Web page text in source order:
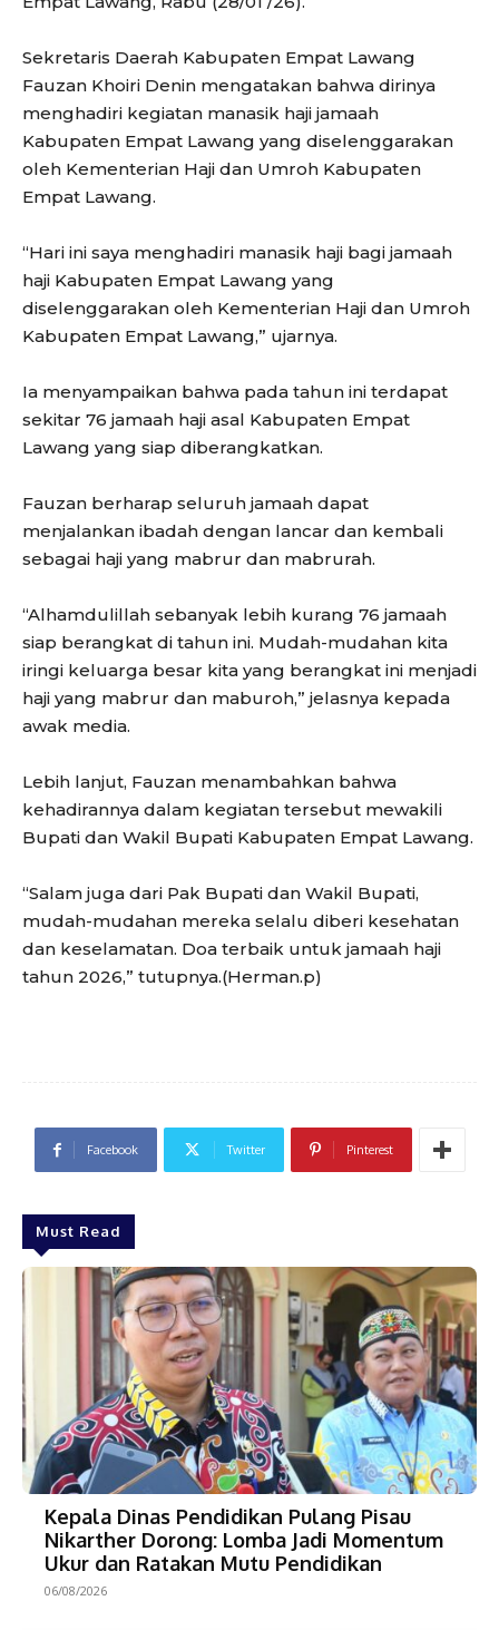
Sekretaris Daerah Kabupaten Empat Lawang
Fauzan Khoiri Denin mengatakan bahwa dirinya
menghadiri kegiatan manasik haji jamaah
Kabupaten Empat Lawang yang diselenggarakan
oleh Kementerian Haji dan Umroh Kabupaten
Empat Lawang.
“Hari ini saya menghadiri manasik haji bagi jamaah
haji Kabupaten Empat Lawang yang
diselenggarakan oleh Kementerian Haji dan Umroh
Kabupaten Empat Lawang,” ujarnya.
Ia menyampaikan bahwa pada tahun ini terdapat
sekitar 76 jamaah haji asal Kabupaten Empat
Lawang yang siap diberangkatkan.
Fauzan berharap seluruh jamaah dapat
menjalankan ibadah dengan lancar dan kembali
sebagai haji yang mabrur dan mabrurah.
“Alhamdulillah sebanyak lebih kurang 76 jamaah
siap berangkat di tahun ini. Mudah-mudahan kita
iringi keluarga besar kita yang berangkat ini menjadi
haji yang mabrur dan maburoh,” jelasnya kepada
awak media.
Lebih lanjut, Fauzan menambahkan bahwa
kehadirannya dalam kegiatan tersebut mewakili
Bupati dan Wakil Bupati Kabupaten Empat Lawang.
“Salam juga dari Pak Bupati dan Wakil Bupati,
mudah-mudahan mereka selalu diberi kesehatan
dan keselamatan. Doa terbaik untuk jamaah haji
tahun 2026,” tutupnya.(Herman.p)
Facebook Twitter Pinterest
Must Read
Kepala Dinas Pendidikan Pulang Pisau
Nikarther Dorong: Lomba Jadi Momentum
Ukur dan Ratakan Mutu Pendidikan
06/08/2026